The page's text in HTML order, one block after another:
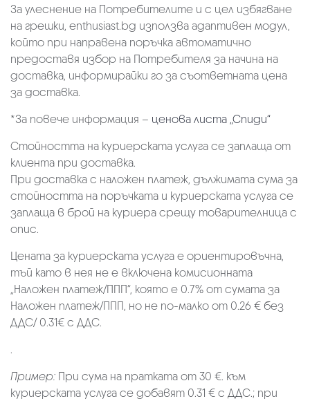
За улеснение на Потребителите и с цел избягване
на грешки, enthusiast.bg използва адаптивен модул,
който при направена поръчка автоматично
предоставя избор на Потребителя за начина на
доставка, информирайки го за съответната цена
за доставка.
*За повече информация – ценова листа „Спиди“
Стойността на куриерската услуга се заплаща от
клиента при доставка.
При доставка с наложен платеж, дължимата сума за
стойността на поръчката и куриерската услуга се
заплаща в брой на куриера срещу товарителница с
опис.
Цената за куриерската услуга е ориентировъчна,
тъй като в нея не е включена комисионната
„Наложен платеж/ППП“, която е 0.7% от сумата за
Наложен платеж/ППП, но не по-малко от 0.26 € без
ДДС/ 0.31€ с ДДС.
.
Пример: При сума на пратката от 30 €. към
куриерската услуга се добавят 0.31 € с ДДС.; при